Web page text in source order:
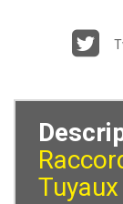
Tuyaux